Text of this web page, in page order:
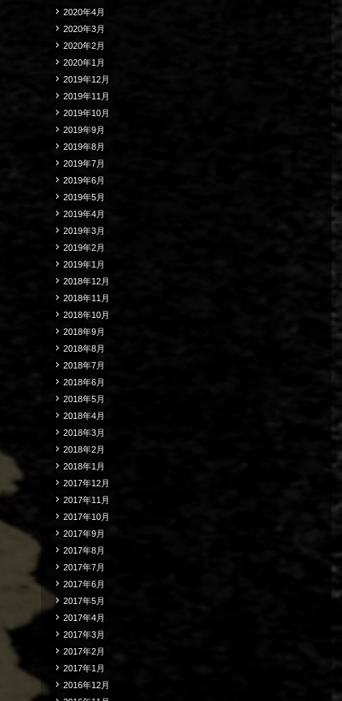
2020年4月
2020年3月
2020年2月
2020年1月
2019年12月
2019年11月
2019年10月
2019年9月
2019年8月
2019年7月
2019年6月
2019年5月
2019年4月
2019年3月
2019年2月
2019年1月
2018年12月
2018年11月
2018年10月
2018年9月
2018年8月
2018年7月
2018年6月
2018年5月
2018年4月
2018年3月
2018年2月
2018年1月
2017年12月
2017年11月
2017年10月
2017年9月
2017年8月
2017年7月
2017年6月
2017年5月
2017年4月
2017年3月
2017年2月
2017年1月
2016年12月